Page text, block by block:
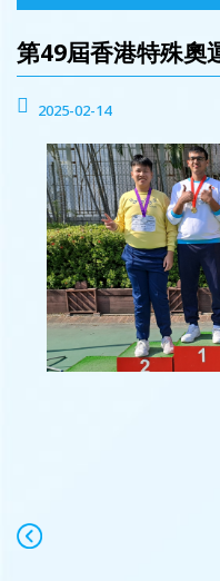
第49屆香港特殊奧
2025-02-14